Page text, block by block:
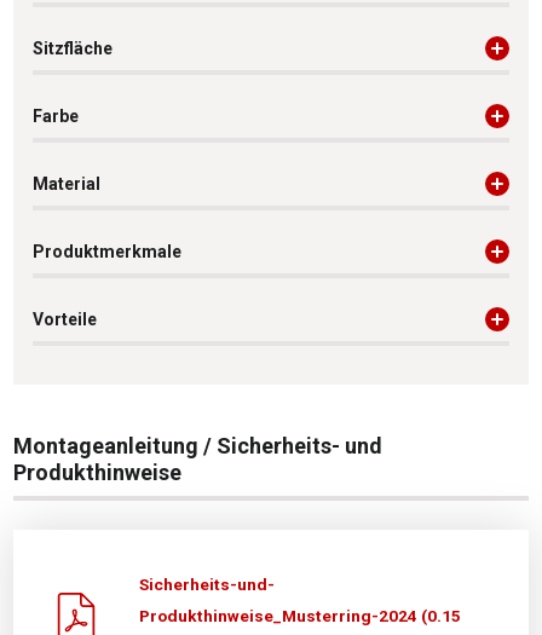
Sitzfläche
Farbe
Material
Produktmerkmale
Vorteile
Montageanleitung / Sicherheits- und
Produkthinweise
Sicherheits-und-
Produkthinweise_Musterring-2024 (0.15